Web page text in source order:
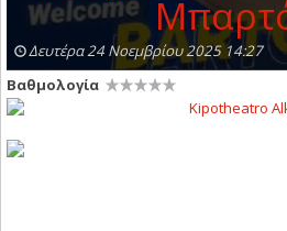
Δευτέρα 24 Νοεμβρίου 2025 14:27
Βαθμολογία